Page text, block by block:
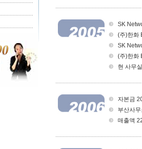
SK
(주)한화
SK
(주)한화
현 사무
자본금
부산사
매출액